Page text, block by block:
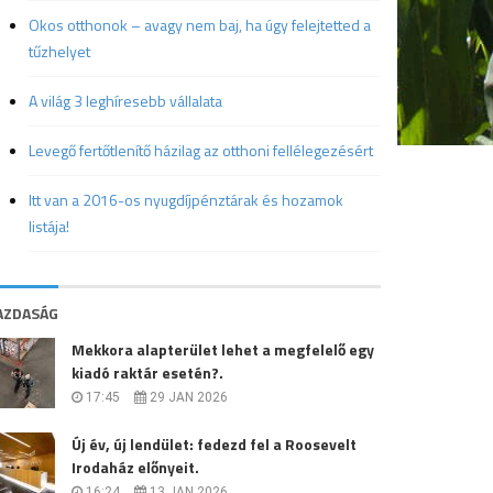
Okos otthonok – avagy nem baj, ha úgy felejtetted a
tűzhelyet
A világ 3 leghíresebb vállalata
Levegő fertőtlenítő házilag az otthoni fellélegezésért
Itt van a 2016-os nyugdíjpénztárak és hozamok
listája!
Mekkora alapterület lehet a megfelelő egy
kiadó raktár esetén?.
17:45 29 JAN 2026
Új év, új lendület: fedezd fel a Roosevelt
Irodaház előnyeit.